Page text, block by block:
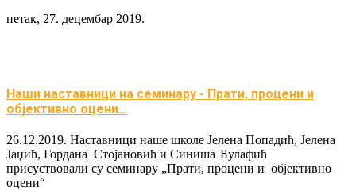
петак, 27. децембар 2019.
Наши наставници на семинару - Прати, процени и
објективно оцени…
26.12.2019. Наставници наше школе Јелена Попадић, Јелена
Јаџић, Гордана Стојановић и Синиша Ћулафић
присуствовали су семинару „Прати, процени и објективно
оцени“